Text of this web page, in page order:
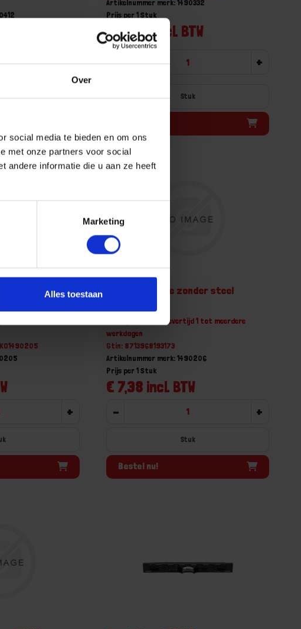
Over
social media te bieden en om ons
met onze partners voor social
andere informatie die u aan ze heeft
Marketing
Alles toestaan
+
Artikelnummer merk: 1490332
€ 19,08 incl. BTW
Prijs per 1 Stuk
- +
Stuk
met
+
Bezem bamboe zonder steel
Niet op voorraad, levertijd 1 tot meerdere
werkdagen
Gtin: 8713968193173
Artikelnummer merk: 1490206
€ 7,38 incl. BTW
Prijs per 1 Stuk
- +
Stuk
Bestel nu!